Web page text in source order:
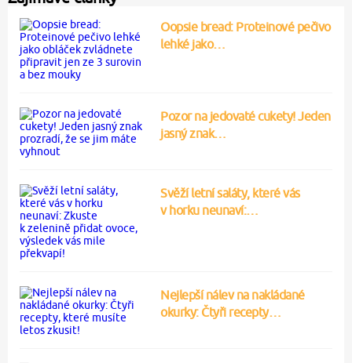
Oopsie bread: Proteinové pečivo
lehké jako…
Pozor na jedovaté cukety! Jeden
jasný znak…
Svěží letní saláty, které vás
v horku neunaví:…
Nejlepší nálev na nakládané
okurky: Čtyři recepty…